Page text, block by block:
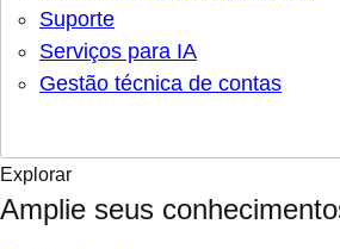
Suporte
Serviços para IA
Gestão técnica de contas
Explorar
Amplie seus